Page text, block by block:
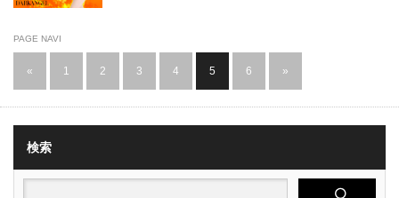
PAGE NAVI
« 1 2 3 4 5 6 »
検索